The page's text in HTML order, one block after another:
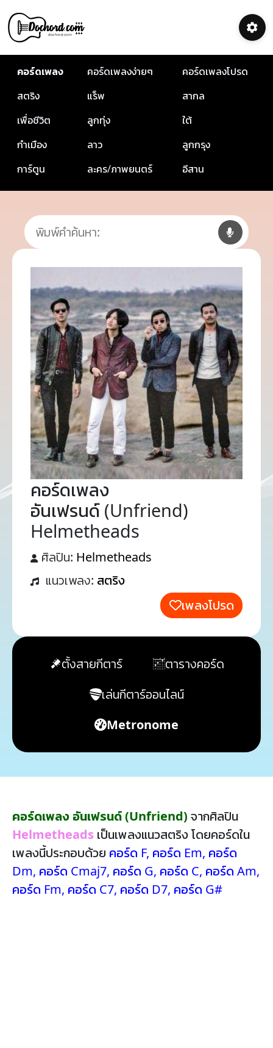
คอร์ดเพลง คอร์ดเพลงง่ายๆ
คอร์ดเพลงโปรด
สตริง
แร็พ
สากล
เพื่อชีวิต
ลูกทุ่ง
ใต้
กำเมือง
ลาว
ลูกกรุง
การ์ตูน
ละคร/ภาพยนตร์ อีสาน
คอร์ดเพลง
อันเฟรนด์ (Unfriend)
Helmetheads
ศิลปิน: Helmetheads
แนวเพลง: สตริง
เพลงโปรด
ตั้งสายกีตาร์
ตารางคอร์ด
เล่นกีตาร์ออนไลน์
Metronome
คอร์ดเพลง อันเฟรนด์ (Unfriend) จากศิลปิน
Helmetheads เป็นเพลงแนวสตริง โดยคอร์ดใน
เพลงนี้ประกอบด้วย คอร์ด F, คอร์ด Em, คอร์ด
Dm, คอร์ด Cmaj7, คอร์ด G, คอร์ด C, คอร์ด Am,
คอร์ด Fm, คอร์ด C7, คอร์ด D7, คอร์ด G#